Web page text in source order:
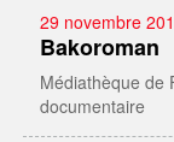
29 novembre
Bakoroman
Médiathèque de
documentaire